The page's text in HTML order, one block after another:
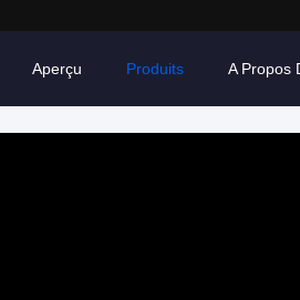
Aperçu Produits A Propos